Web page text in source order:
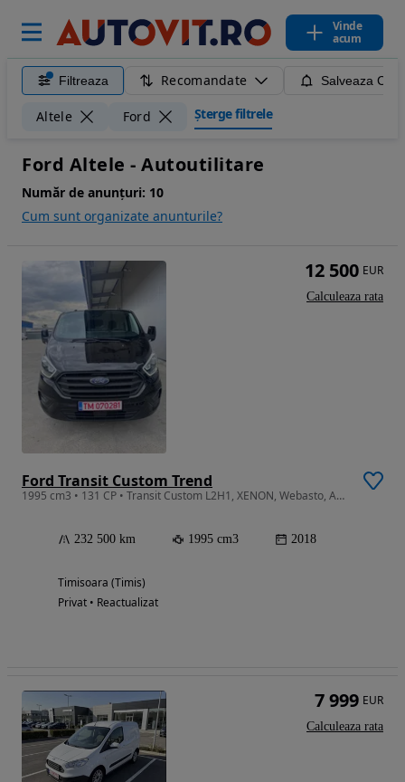
Vinde
acum
Filtreaza Recomandate Salveaza
Altele Ford Șterge filtrele
Ford Altele - Autoutilitare
Număr de anunțuri: 10
Cum sunt organizate anunturile?
Ford Transit Custom Trend
1995 cm3 • 131 CP • Transit Custom L2H1, XENON, Webasto, Apple CarPlay, distribuție nouă!!
232 500 km 1995 cm3 2018
Timisoara (Timis)
Privat • Reactualizat
12 500 EUR
Calculeaza rata
7 999 EUR
Calculeaza rata